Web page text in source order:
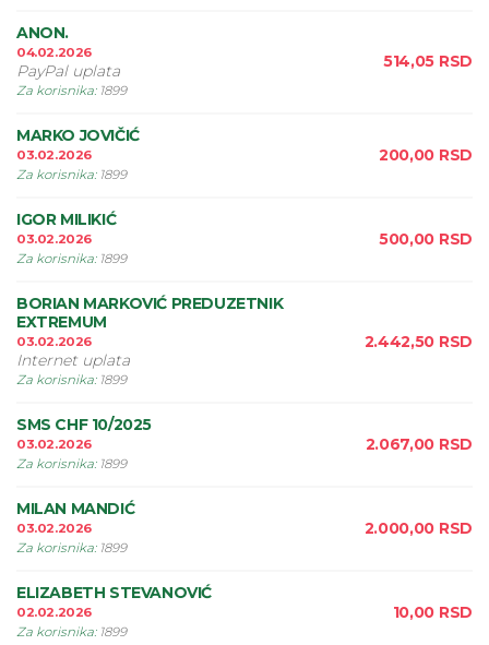
ANON.
04.02.2026
PayPal uplata
Za korisnika: 1899
514,05 RSD
MARKO JOVIČIĆ
03.02.2026
Za korisnika: 1899
200,00 RSD
IGOR MILIKIĆ
03.02.2026
Za korisnika: 1899
500,00 RSD
BORIAN MARKOVIĆ PREDUZETNIK
EXTREMUM
03.02.2026
Internet uplata
Za korisnika: 1899
2.442,50 RSD
SMS CHF 10/2025
03.02.2026
Za korisnika: 1899
2.067,00 RSD
MILAN MANDIĆ
03.02.2026
Za korisnika: 1899
2.000,00 RSD
ELIZABETH STEVANOVIĆ
02.02.2026
Za korisnika: 1899
10,00 RSD